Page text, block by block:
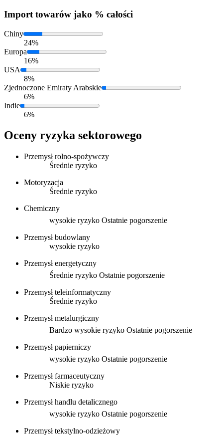
Import towarów jako % całości
Chiny
24%
Europa
16%
USA
8%
Zjednoczone Emiraty Arabskie
6%
Indie
6%
Oceny ryzyka sektorowego
Przemysł rolno-spożywczy
Średnie ryzyko
Motoryzacja
Średnie ryzyko
Chemiczny
wysokie ryzyko Ostatnie pogorszenie
Przemysł budowlany
wysokie ryzyko
Przemysł energetyczny
Średnie ryzyko Ostatnie pogorszenie
Przemysł teleinformatyczny
Średnie ryzyko
Przemysł metalurgiczny
Bardzo wysokie ryzyko Ostatnie pogorszenie
Przemysł papierniczy
wysokie ryzyko Ostatnie pogorszenie
Przemysł farmaceutyczny
Niskie ryzyko
Przemysł handlu detalicznego
wysokie ryzyko Ostatnie pogorszenie
Przemysł tekstylno-odzieżowy